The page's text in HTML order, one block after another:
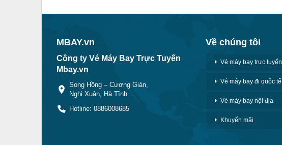
MBAY.vn
Công ty Vé Máy Bay Trực Tuyến
Mbay.vn
Song Hồng – Cương Gián,
Nghi Xuân, Hà Tĩnh
Hotline: 0886008685
Về chúng tôi
Vé máy bay trực tuyến
Vé máy bay đi quốc tế
Vé máy bay nội địa
Khuyến mãi